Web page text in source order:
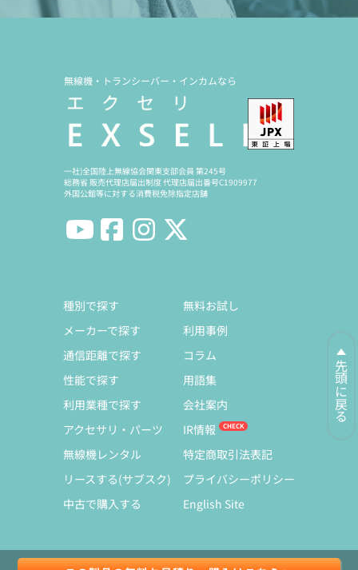
先頭に戻る
無線機・トランシーバー・インカムなら
一社)全国陸上無線協会関東支部会員 第245号
総務省 販売代理店届出制度 代理店届出番号C1909977
外国公館等に対する消費税免除指定店舗
種別で探す
メーカーで探す
通信距離で探す
性能で探す
利用業種で探す
アクセサリ・パーツ
無線機レンタル
リースする(サブスク)
中古で購入する
無料お試し
利用事例
コラム
用語集
会社案内
IR情報
特定商取引法表記
プライバシーポリシー
English Site